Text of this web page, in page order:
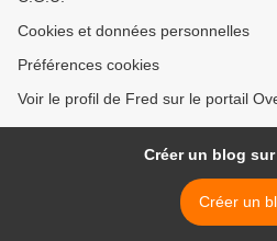
Cookies et données personnelles
Préférences cookies
Voir le profil de Fred sur le portail
Créer un blog
Créer un